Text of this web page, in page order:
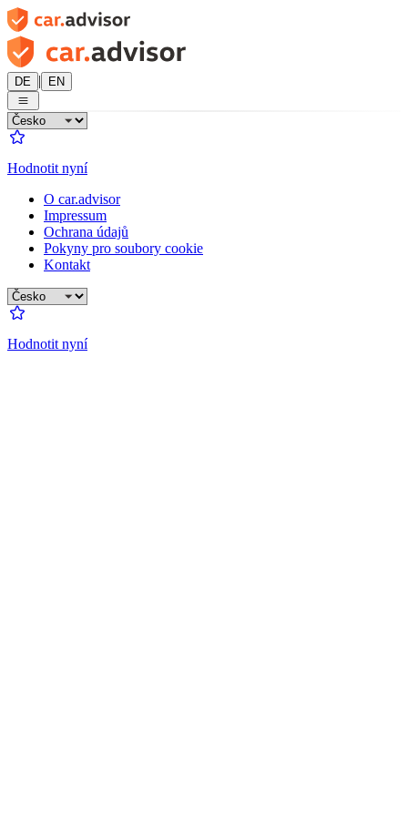
DE | EN
Hodnotit nyní
O car.advisor
Impressum
Ochrana údajů
Pokyny pro soubory cookie
Kontakt
Hodnotit nyní